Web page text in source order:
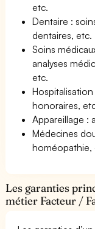
etc.
Dentaire :
dentaires, etc.
Soins
analyses
etc.
honoraires,
Appareillage :
Médecines
homéopathie,
Les garanties
métier Facteur /